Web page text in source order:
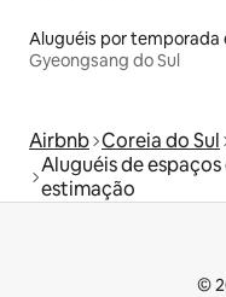
Gyeongsang do Sul
Airbnb Coreia do Sul
Aluguéis de
estimação
©